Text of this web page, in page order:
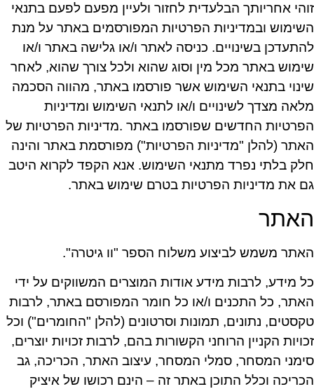
זוהי אחריותך הבלעדית לחזור ולעיין מפעם לפעם בתנאי
השימוש ובמדיניות הפרטיות המפורסמים באתר על מנת
להתעדכן בשינויים. כניסה לאתר ו/או גלישה באתר ו/או
שימוש באתר מכל מין וסוג שהוא ולכל צורך שהוא, לאחר
שינוי בתנאי השימוש אשר פורסמו באתר, מהווה הסכמה
מלאה מצדך לשינויים ו/או לתנאי השימוש ומדיניות
הפרטיות החדשים שפורסמו באתר .מדיניות הפרטיות של
האתר (להלן "מדיניות הפרטיות") מפורסמת באתר והינה
חלק בלתי נפרד מתנאי השימוש. אנא הקפד לקרוא היטב
גם את מדיניות הפרטיות בטרם שימוש באתר.
האתר
האתר משמש לביצוע משלוח הספר "וו גיטרה".
כל מידע, לרבות מידע אודות המוצרים המשווקים על ידי
האתר, כל התכנים ו/או כל חומר המפורסם באתר, לרבות
טקסטים, נתונים, תמונות וסרטונים (להלן "החומרים") וכל
זכויות הקניין הרוחני הקשורות בהם, לרבות זכויות יוצרים,
סימני המסחר, סמלי המסחר, עיצוב האתר, הכריכה, גב
הכריכה וכלל התוכן באתר זה – הינם רכושו של איציק